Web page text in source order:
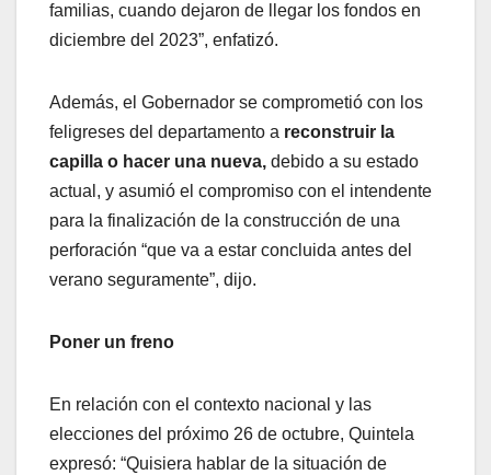
familias, cuando dejaron de llegar los fondos en
diciembre del 2023”, enfatizó.
Además, el Gobernador se comprometió con los
feligreses del departamento a reconstruir la
capilla o hacer una nueva, debido a su estado
actual, y asumió el compromiso con el intendente
para la finalización de la construcción de una
perforación “que va a estar concluida antes del
verano seguramente”, dijo.
Poner un freno
En relación con el contexto nacional y las
elecciones del próximo 26 de octubre, Quintela
expresó: “Quisiera hablar de la situación de